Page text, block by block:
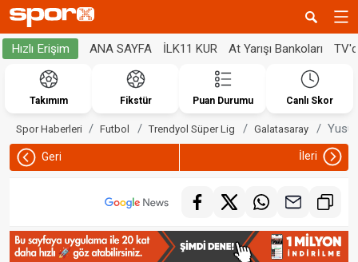
Hızlı Erişim ANA SAYFA İLK11 KUR At Yarışı Bankoları
Takımım Fikstür Puan Durumu Canlı Skor
Spor Haberleri Futbol Trendyol Süper Lig Galatasaray
Geri İleri